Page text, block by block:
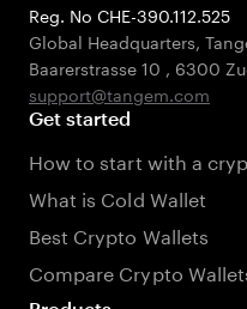
Reg. No CHE-390.112.525
Global Headquarters,
Baarerstrasse 10 , 6300
support@tangem.com
Get started
How to start with a
What is Cold Wallet
Best Crypto Wallets
Compare Crypto